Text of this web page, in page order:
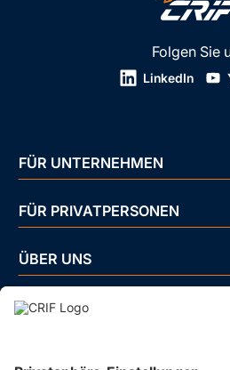
Folgen Sie
LinkedIn
FÜR UNTERNEHMEN
FÜR PRIVATPERSONEN
ÜBER UNS
BRANCHEN